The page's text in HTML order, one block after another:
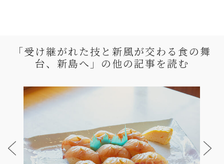
「受け継がれた技と新風が交わる食の舞
台、新島へ」の他の記事を読む